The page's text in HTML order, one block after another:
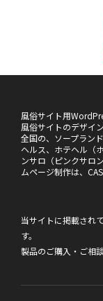
風俗サイト用
風俗サイトのデザイ
全国の、ソープラン
ヘルス、ホテヘル（
ンサロ（ピンクサロ
ムページ制作は、
当サイトに掲載され
す。
製品のご購入・ご相